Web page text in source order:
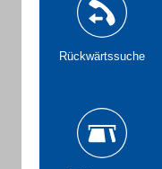
Rückwärtssuche